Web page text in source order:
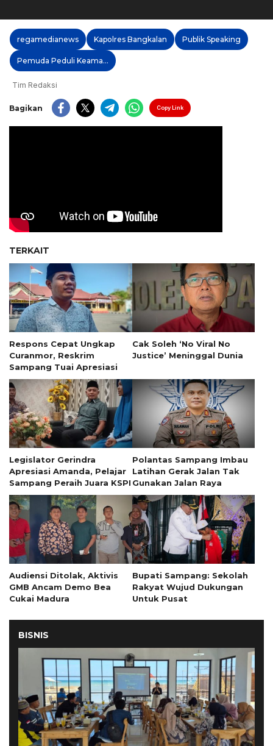
regamedianews Kapolres Bangkalan Publik Speaking
Pemuda Peduli Keamanan
Tim Redaksi
Bagikan Copy Link
TERKAIT
Respons Cepat Ungkap
Curanmor, Reskrim
Sampang Tuai Apresiasi
Cak Soleh ‘No Viral No
Justice’ Meninggal Dunia
Legislator Gerindra
Apresiasi Amanda, Pelajar
Sampang Peraih Juara KSPI
Polantas Sampang Imbau
Latihan Gerak Jalan Tak
Gunakan Jalan Raya
Audiensi Ditolak, Aktivis
GMB Ancam Demo Bea
Cukai Madura
Bupati Sampang: Sekolah
Rakyat Wujud Dukungan
Untuk Pusat
BISNIS